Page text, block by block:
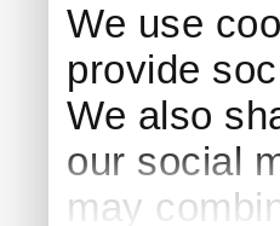
We use
provide
We also
our social
may